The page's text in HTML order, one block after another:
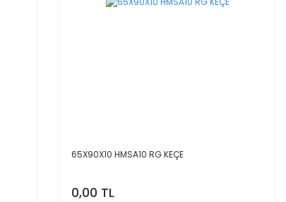
65X90X10 HMSA10 RG KEÇE
0,00 TL